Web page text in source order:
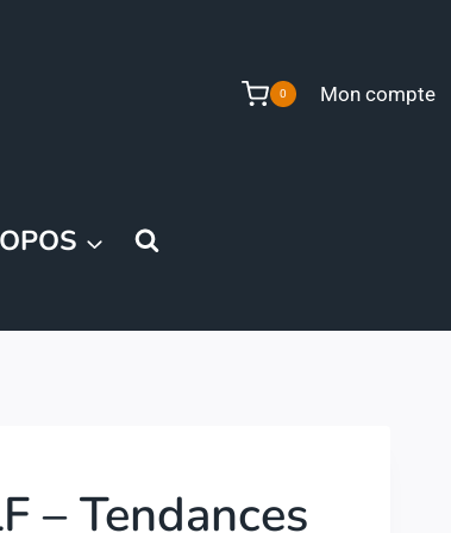
0 Mon compte
– Tendances